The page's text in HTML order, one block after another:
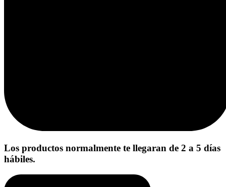
Los productos normalmente te llegaran de 2 a 5 días
hábiles.